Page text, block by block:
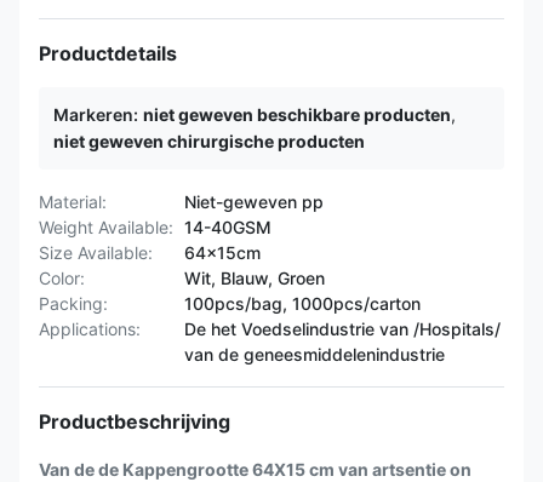
Productdetails
Markeren: niet geweven beschikbare producten,
niet geweven chirurgische producten
Material:
Niet-geweven pp
Weight Available: 14-40GSM
Size Available:
64x15cm
Color:
Wit, Blauw, Groen
Packing:
100pcs/bag, 1000pcs/carton
Applications:
De het Voedselindustrie van /Hospitals/
van de geneesmiddelenindustrie
Productbeschrijving
Van de de Kappengrootte 64X15 cm van artsentie on